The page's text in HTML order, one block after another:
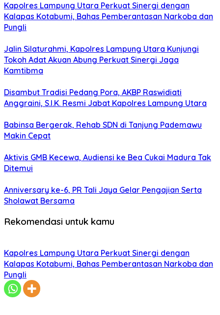
Kapolres Lampung Utara Perkuat Sinergi dengan
Kalapas Kotabumi, Bahas Pemberantasan Narkoba dan
Pungli
Jalin Silaturahmi, Kapolres Lampung Utara Kunjungi
Tokoh Adat Akuan Abung Perkuat Sinergi Jaga
Kamtibma
Disambut Tradisi Pedang Pora, AKBP Raswidiati
Anggraini, S.I.K. Resmi Jabat Kapolres Lampung Utara
Babinsa Bergerak, Rehab SDN di Tanjung Pademawu
Makin Cepat
Aktivis GMB Kecewa, Audiensi ke Bea Cukai Madura Tak
Ditemui
Anniversary ke-6, PR Tali Jaya Gelar Pengajian Serta
Sholawat Bersama
Rekomendasi untuk kamu
Kapolres Lampung Utara Perkuat Sinergi dengan
Kalapas Kotabumi, Bahas Pemberantasan Narkoba dan
Pungli